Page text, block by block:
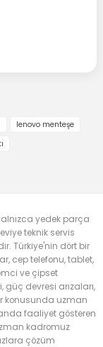
lenovo menteşe
yedek parça
teknik servis
Türkiye'nin dört bir
cep telefonu, tablet,
ve çipset
güç devresi arızaları,
konusunda uzman
faaliyet gösteren
kadromuz
çözüm